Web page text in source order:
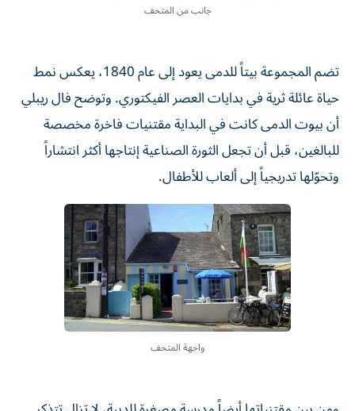
جانب من المتحف
تضم المجموعة بيتاً للدمى يعود إلى عام 1840، يعكس نمط
حياة عائلة ثرية في بدايات العصر الفيكتوري. وتوضح فال ريبلي
أن بيوت الدمى كانت في البداية مقتنيات فاخرة مخصصة
للبالغين، قبل أن تجعل الثورة الصناعية إنتاجها أكثر انتشاراً
وتحوّلها تدريجياً إلى ألعاب للأطفال.
واجهة المتحف